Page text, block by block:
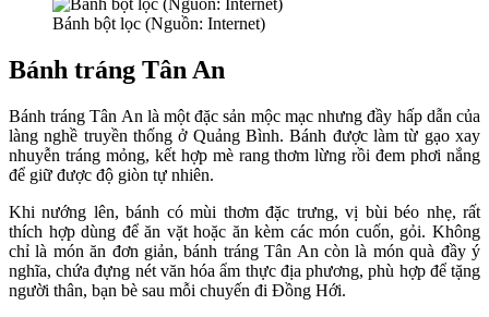
Bánh bột lọc (Nguồn: Internet)
Bánh tráng Tân An
Bánh tráng Tân An là một đặc sản mộc mạc nhưng đầy hấp dẫn của
làng nghề truyền thống ở Quảng Bình. Bánh được làm từ gạo xay
nhuyễn tráng mỏng, kết hợp mè rang thơm lừng rồi đem phơi nắng
để giữ được độ giòn tự nhiên.
Khi nướng lên, bánh có mùi thơm đặc trưng, vị bùi béo nhẹ, rất
thích hợp dùng để ăn vặt hoặc ăn kèm các món cuốn, gỏi. Không
chỉ là món ăn đơn giản, bánh tráng Tân An còn là món quà đầy ý
nghĩa, chứa đựng nét văn hóa ẩm thực địa phương, phù hợp để tặng
người thân, bạn bè sau mỗi chuyến đi Đồng Hới.